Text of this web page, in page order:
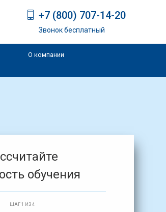
+7 (800) 707-14-20
Звонок бесплатный
О компании
обучения
ШАГ 1 ИЗ 4